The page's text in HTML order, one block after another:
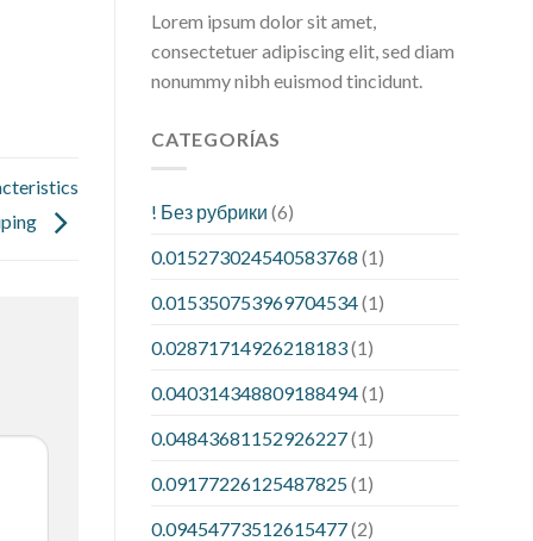
Lorem ipsum dolor sit amet,
consectetuer adipiscing elit, sed diam
nonummy nibh euismod tincidunt.
CATEGORÍAS
! Без рубрики (6)
0.015273024540583768 (1)
0.015350753969704534(1)
0.02871714926218183(1)
0.040314348809188494(1)
0.04843681152926227(1)
0.09177226125487825(1)
0.09454773512615477(2)